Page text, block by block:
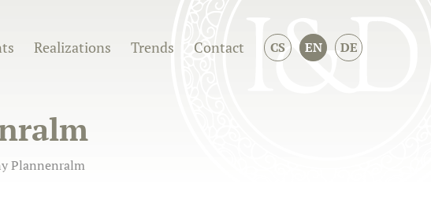
Realizations Trends Contact CS EN DE
Plannenralm